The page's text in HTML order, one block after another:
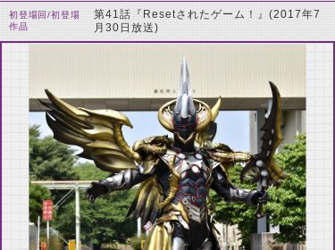
初登場回/初登場
作品
第41話『Resetされたゲーム！』(2017年7
月30日放送)